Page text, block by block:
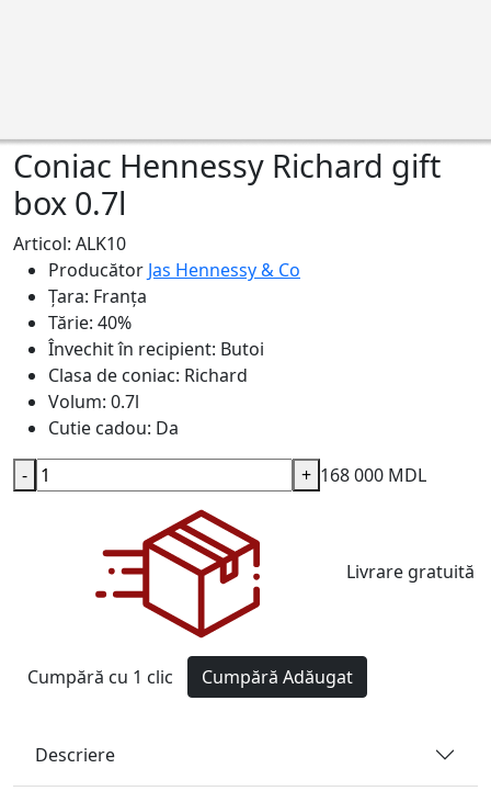
Coniac Hennessy Richard gift
box 0.7l
Articol: ALK10
Producător Jas Hennessy & Co
Ţara: Franţa
Tărie: 40%
Învechit în recipient: Butoi
Clasa de coniac: Richard
Volum: 0.7l
Cutie cadou: Da
168 000 MDL
- +
Livrare gratuită
Cumpără cu 1 clic Cumpără Adăugat
Descriere